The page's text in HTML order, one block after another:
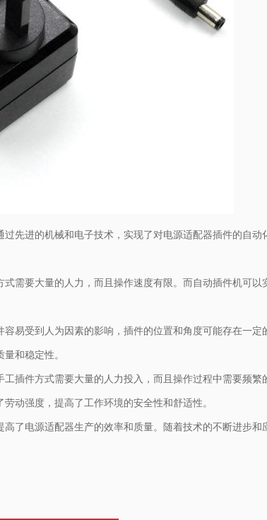
先进的机械和电子技术，实现了对电源适配器插件的自
需要大量的人力，而且操作速度有限。而自动插件机可
易受到人为因素的影响，插件的位置和角度可能存在一
和稳定性。
插件方式需要大量的人力投入，而且操作过程中需要频
动强度，提高了工作环境的安全性和舒适性。
了电源适配器生产的效率和质量。随着技术的不断进步